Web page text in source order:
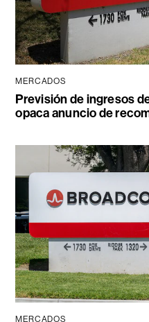
MERCADOS
Previsión de ingresos
opaca anuncio de
MERCADOS